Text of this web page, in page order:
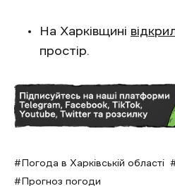
На Харківщині
простір.
Погода в Харківській області
Прогноз погоди